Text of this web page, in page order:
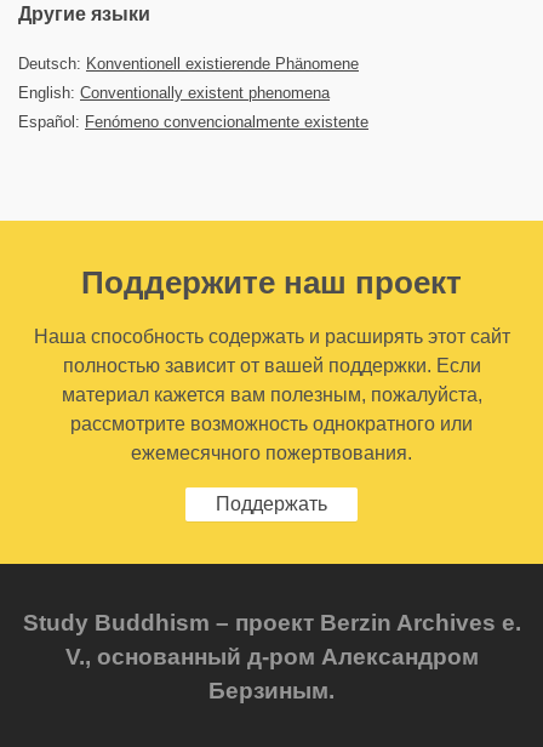
Другие языки
Deutsch: Konventionell existierende Phänomene
English: Conventionally existent phenomena
Español: Fenómeno convencionalmente existente
Поддержите наш проект
Наша способность содержать и расширять этот сайт
полностью зависит от вашей поддержки. Если
материал кажется вам полезным, пожалуйста,
рассмотрите возможность однократного или
ежемесячного пожертвования.
Поддержать
Study Buddhism – проект Berzin Archives e.
V., основанный д-ром Александром
Берзиным.